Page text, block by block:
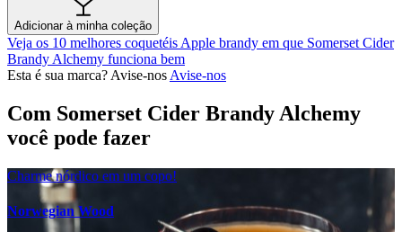
Adicionar à minha coleção
Veja os 10 melhores coquetéis Apple brandy em que Somerset Cider
Brandy Alchemy funciona bem
Esta é sua marca? Avise-nos Avise-nos
Com Somerset Cider Brandy Alchemy
você pode fazer
Charme nórdico em um copo!
Norwegian Wood